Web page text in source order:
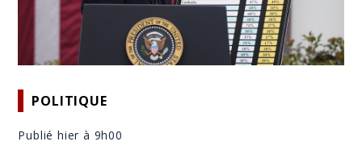
POLITIQUE
Publié hier à 9h00